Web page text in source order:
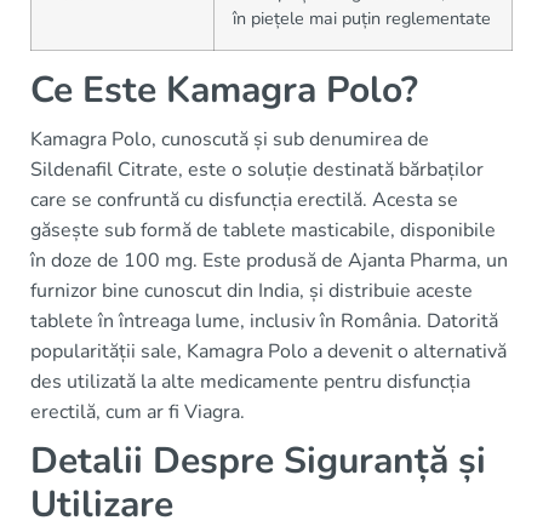
în piețele mai puțin reglementate
Ce Este Kamagra Polo?
Kamagra Polo, cunoscută și sub denumirea de
Sildenafil Citrate, este o soluție destinată bărbaților
care se confruntă cu disfuncția erectilă. Acesta se
găsește sub formă de tablete masticabile, disponibile
în doze de 100 mg. Este produsă de Ajanta Pharma, un
furnizor bine cunoscut din India, și distribuie aceste
tablete în întreaga lume, inclusiv în România. Datorită
popularității sale, Kamagra Polo a devenit o alternativă
des utilizată la alte medicamente pentru disfuncția
erectilă, cum ar fi Viagra.
Detalii Despre Siguranță și
Utilizare